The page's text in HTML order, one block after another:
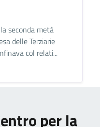
seconda metà
delle Terziarie
col relati...
per la